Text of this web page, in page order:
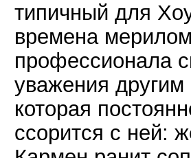
типичный для
времена
профессионала
уважения
которая
ссорится с ней: